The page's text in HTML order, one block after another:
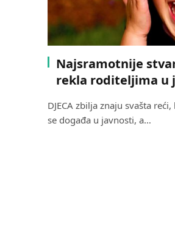
Najsramotnije
rekla roditeljima u
DJECA zbilja znaju svašta
se događa u javnosti, a…